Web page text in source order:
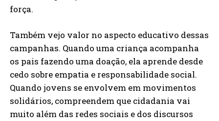
força.
Também vejo valor no aspecto educativo dessas
campanhas. Quando uma criança acompanha
os pais fazendo uma doação, ela aprende desde
cedo sobre empatia e responsabilidade social.
Quando jovens se envolvem em movimentos
solidários, compreendem que cidadania vai
muito além das redes sociais e dos discursos